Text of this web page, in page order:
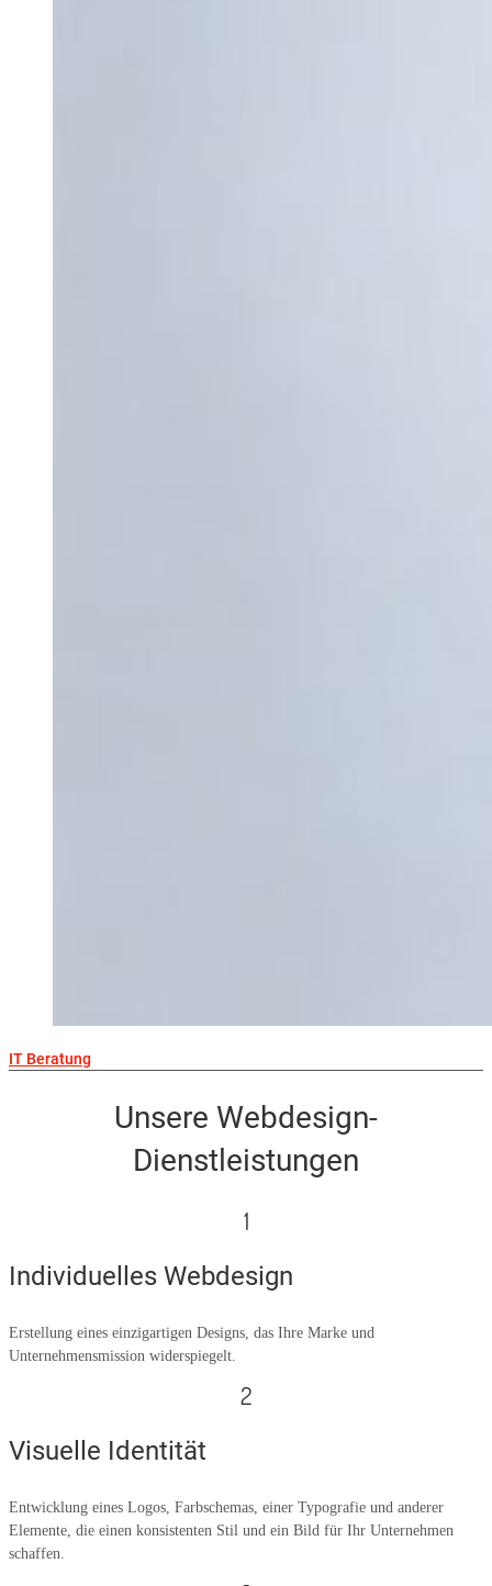
IT Beratung
Unsere Webdesign-
Dienstleistungen
1
Individuelles Webdesign
Erstellung eines einzigartigen Designs, das Ihre Marke und
Unternehmensmission widerspiegelt.
2
Visuelle Identität
Entwicklung eines Logos, Farbschemas, einer Typografie und anderer
Elemente, die einen konsistenten Stil und ein Bild für Ihr Unternehmen
schaffen.